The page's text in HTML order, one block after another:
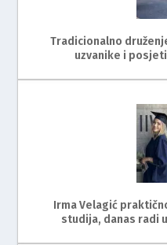
Tradicionalno
uzvanike i
Irma Velagić
studija, danas radi